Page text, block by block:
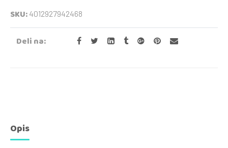
SKU: 4012927942468
Deli na:
Opis